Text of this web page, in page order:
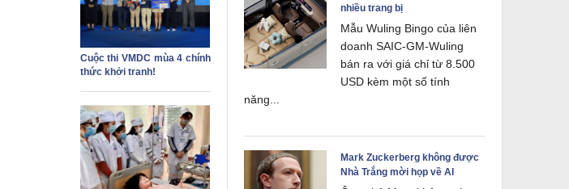
Cuộc thi VMDC mùa 4 chính
thức khởi tranh!
nhiều trang bị
Mẫu Wuling Bingo của liên
doanh SAIC-GM-Wuling
bán ra với giá chỉ từ 8.500
USD kèm một số tính
năng...
Mark Zuckerberg không được
Nhà Trắng mời họp về AI